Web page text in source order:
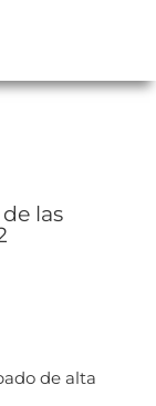
las
de alta